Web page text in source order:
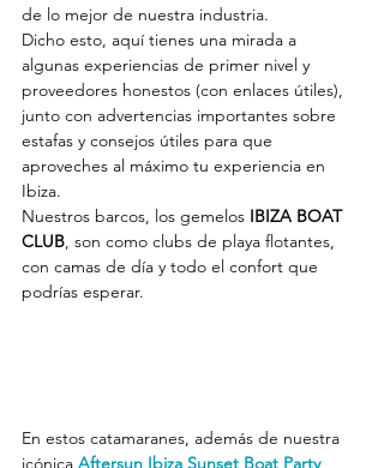
de lo mejor de nuestra industria.
Dicho esto, aquí tienes una mirada a
algunas experiencias de primer nivel y
proveedores honestos (con enlaces útiles),
junto con advertencias importantes sobre
estafas y consejos útiles para que
aproveches al máximo tu experiencia en
Ibiza.
Nuestros barcos, los gemelos IBIZA BOAT
CLUB, son como clubs de playa flotantes,
con camas de día y todo el confort que
podrías esperar.
En estos catamaranes, además de nuestra
icónica Aftersun Ibiza Sunset Boat Party,